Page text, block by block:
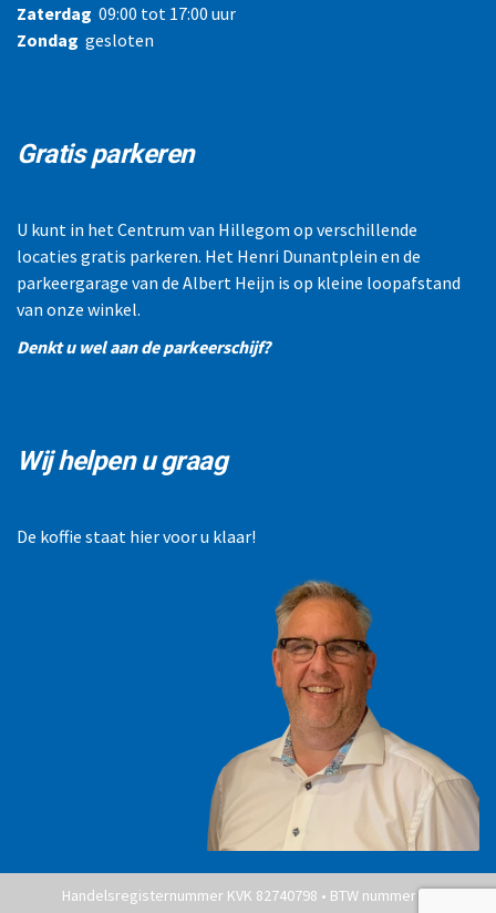
Zaterdag 09:00 tot 17:00 uur
Zondag gesloten
Gratis parkeren
U kunt in het Centrum van Hillegom op verschillende
locaties gratis parkeren. Het Henri Dunantplein en de
parkeergarage van de Albert Heijn is op kleine loopafstand
van onze winkel.
Denkt u wel aan de parkeerschijf?
Wij helpen u graag
De koffie staat hier voor u klaar!
Handelsregisternummer KVK 82740798 • BTW nummer NL